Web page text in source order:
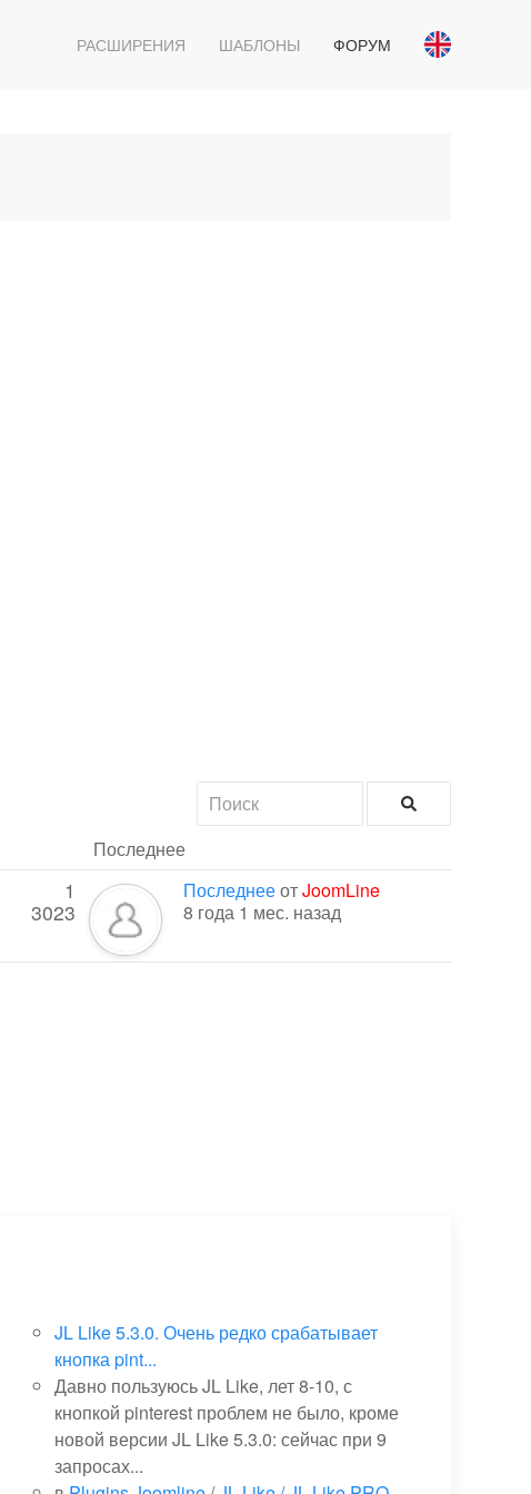
РАСШИРЕНИЯ ШАБЛОНЫ ФОРУМ
Последнее
1
3023
ПоследнееотJoomLine
8 года 1 мес. назад
JL Like 5.3.0. Очень редко срабатывает
кнопка pint...
Давно пользуюсь JL Like, лет 8-10, с
кнопкой pinterest проблем не было, кроме
новой версии JL Like 5.3.0: сейчас при 9
запросах...